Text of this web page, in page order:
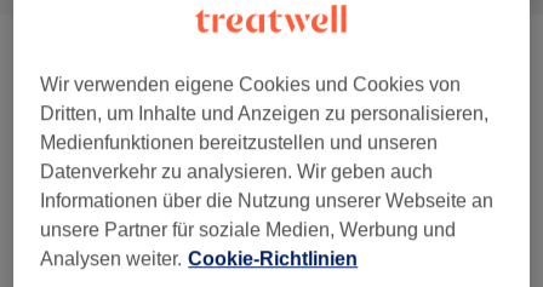
Schulungen ( 4) ab 300 €
Wimpernverlängerung (7) ab 15 €
Gesichtsbehandlungen (4) ab 79 €
Wir verwenden eigene Cookies und Cookies von
Dritten, um Inhalte und Anzeigen zu personalisieren,
Medienfunktionen bereitzustellen und unseren
Datenverkehr zu analysieren. Wir geben auch
Informationen über die Nutzung unserer Webseite an
unsere Partner für soziale Medien, Werbung und
Analysen weiter. Cookie-Richtlinien